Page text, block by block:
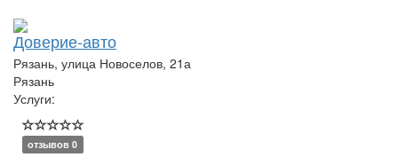
Доверие-авто
Рязань, улица Новоселов, 21а
Рязань
Услуги:
отзывов 0